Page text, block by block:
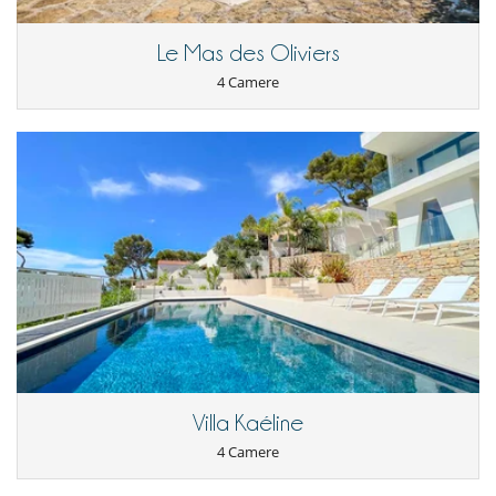
All'esterno
Pool house
Posti per cenare a cielo aperto
Divertimenti ed attività sportive
Accesso internet (wifi)
Bar all' aperto
Piscina calda
Piscina calda esteriore
Piscina esteriore
Tivù
Elettrodomestici
Bollitore elettrico
Caffettiera
Cucina completamente fornita
forno microonde
Le Mas des Oliviers
4 Camere
Villa Kaéline
4 Camere